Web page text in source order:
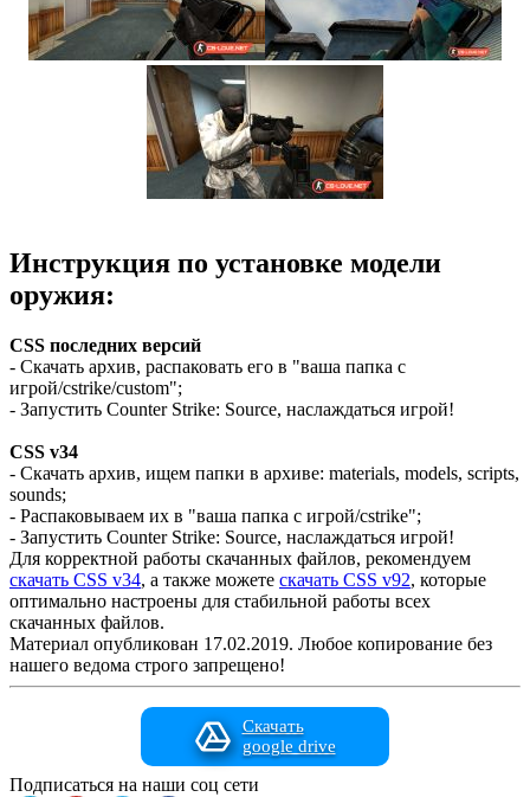
Инструкция по установке модели
оружия:
CSS последних версий
- Скачать архив, распаковать его в "ваша папка с
игрой/cstrike/custom";
- Запустить Counter Strike: Source, наслаждаться игрой!
CSS v34
- Скачать архив, ищем папки в архиве: materials, models, scripts,
sounds;
- Распаковываем их в "ваша папка с игрой/cstrike";
- Запустить Counter Strike: Source, наслаждаться игрой!
Для корректной работы скачанных файлов, рекомендуем
скачать CSS v34, а также можете скачать CSS v92, которые
оптимально настроены для стабильной работы всех
скачанных файлов.
Материал опубликован 17.02.2019. Любое копирование без
нашего ведома строго запрещено!
Скачать
google drive
Подписаться на наши соц сети